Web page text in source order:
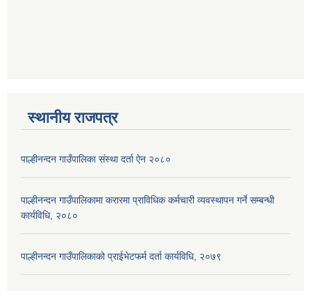
स्थानीय राजपत्र
पाल्हीनन्दन गाउँपालिका संस्था दर्ता ऐन २०८०
पाल्हीनन्दन गाउँपालिकामा करारमा प्राविधिक कर्मचारी व्यवस्थापन गर्ने सम्बन्धी
कार्यविधि, २०८०
पाल्हीनन्दन गाउँपालिकाको प्राईभेटफर्म दर्ता कार्यविधि, २०७९